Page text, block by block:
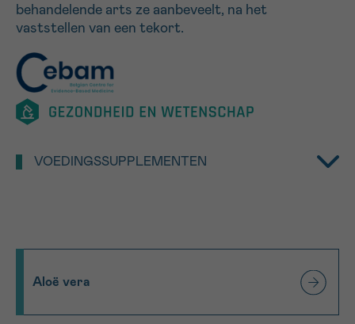
behandelende arts ze aanbeveelt, na het
vaststellen van een tekort.
VOEDINGSSUPPLEMENTEN
Aloë vera